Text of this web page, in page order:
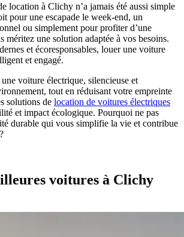
location à Clichy n’a jamais été aussi simple
pour une escapade le week-end, un
ou simplement pour profiter d’une
une solution adaptée à vos besoins.
et écoresponsables, louer une voiture
et engagé.
voiture électrique, silencieuse et
tout en réduisant votre empreinte
solutions de location de voitures électriques
et impact écologique. Pourquoi ne pas
durable qui vous simplifie la vie et contribue
voitures à Clichy